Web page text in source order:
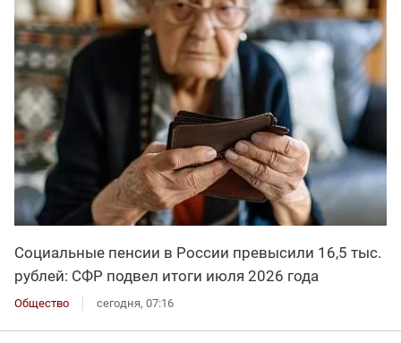
Социальные пенсии в России превысили 16,5 тыс.
рублей: СФР подвел итоги июля 2026 года
Общество сегодня, 07:16